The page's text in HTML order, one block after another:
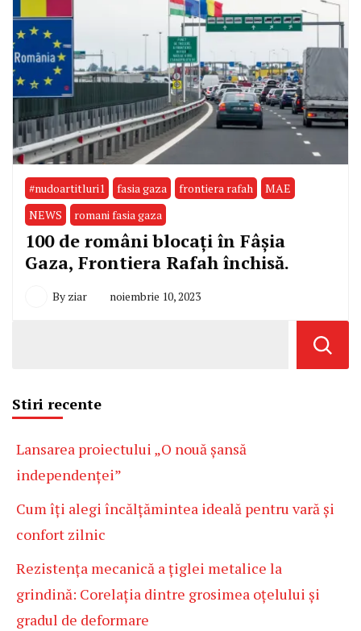
#nudoartitluri1 fasia gaza frontiera rafah
MAE
NEWS
romani fasia gaza
100 de români blocați în Fâșia
Gaza, Frontiera Rafah închisă.
By ziar noiembrie 10, 2023
Stiri recente
Lansarea proiectului „O nouă șansă
independenței”
Cum îți alegi încălțămintea ideală pentru vară și
confort zilnic
Rezistența mecanică a țiglei metalice la
grindină: Corelația dintre grosimea oțelului și
gradul de deformare